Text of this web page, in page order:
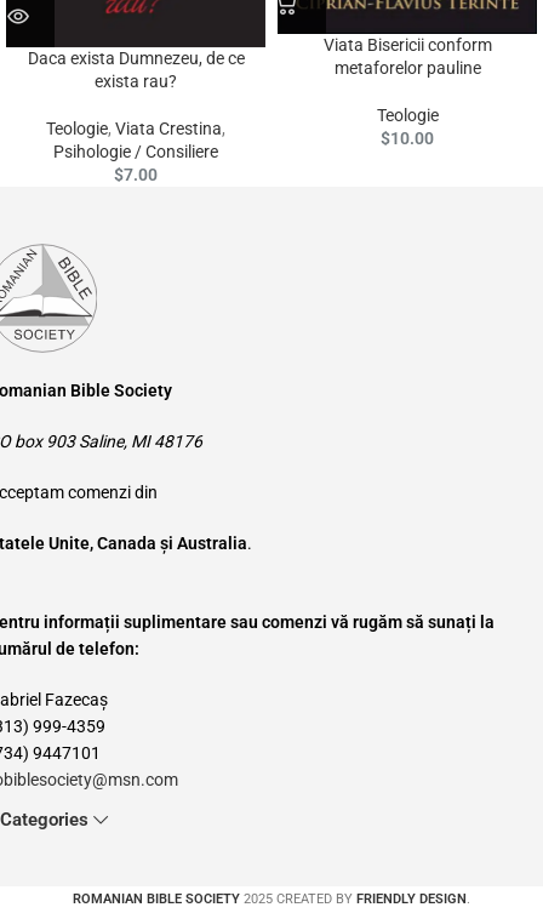
Daca exista Dumnezeu, de ce
exista rau?
Teologie, Viata Crestina,
Psihologie / Consiliere
$7.00
Viata Bisericii conform
metaforelor pauline
Teologie
$10.00
Bible Society
box 903 Saline, MI 48176
comenzi din
Unite, Canada și Australia.
informații suplimentare sau comenzi vă rugăm să sunați la
de telefon:
Fazecaș
999-4359
9447101
Categories
ROMANIAN BIBLE SOCIETY 2025 CREATED BY FRIENDLY DESIGN.